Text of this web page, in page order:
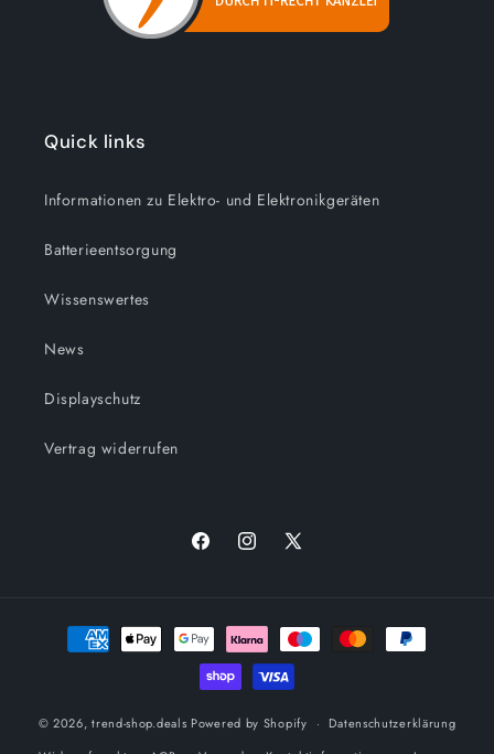
Quick links
Informationen zu Elektro- und Elektronikgeräten
Batterieentsorgung
Wissenswertes
News
Displayschutz
Vertrag widerrufen
FacebookInstagram
X
Zahlungsmethoden
© 2026,trend-shop.deals Powered by Shopify
Datenschutzerklärung